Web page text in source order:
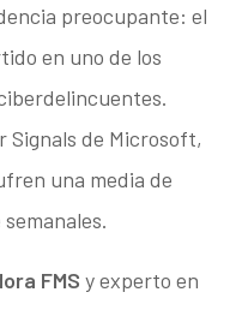
preocupante: el
en uno de los
Signals de Microsoft,
una media de
FMSy experto en